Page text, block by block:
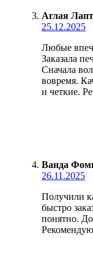
Аглая
25.12.2025
Любые
Заказала
Сначала
вовремя.
и четкие.
Ванда
26.11.2025
Получили
быстро
понятно.